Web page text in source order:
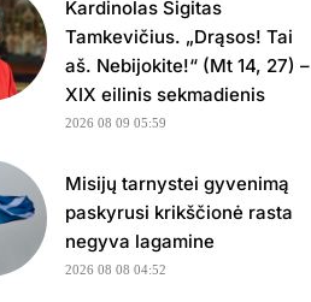
Kardinolas Sigitas
Tamkevičius. „Drąsos! Tai
aš. Nebijokite!“ (Mt 14, 27) –
XIX eilinis sekmadienis
2026 08 09 05:59
Misijų tarnystei gyvenimą
paskyrusi krikščionė rasta
negyva lagamine
2026 08 08 04:52